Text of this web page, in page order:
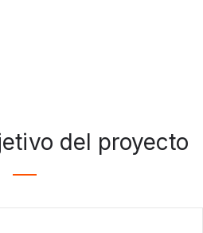
del proyecto